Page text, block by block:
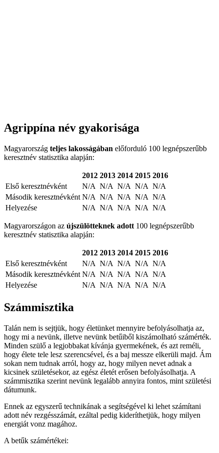
Agrippína név gyakorisága
Magyarország teljes lakosságában előforduló 100 legnépszerűbb
keresztnév statisztika alapján:
2012 2013 2014 2015 2016
Első keresztnévként
N/A N/A N/A N/A N/A
Második keresztnévként N/A N/A N/A N/A N/A
Helyezése
N/A N/A N/A N/A N/A
Magyarországon az újszülötteknek adott 100 legnépszerűbb
keresztnév statisztika alapján:
2012 2013 2014 2015 2016
Első keresztnévként
N/A N/A N/A N/A N/A
Második keresztnévként N/A N/A N/A N/A N/A
Helyezése
N/A N/A N/A N/A N/A
Számmisztika
Talán nem is sejtjük, hogy életünket mennyire befolyásolhatja az,
hogy mi a nevünk, illetve nevünk betűiből kiszámolható számérték.
Minden szülő a legjobbakat kívánja gyermekének, és azt reméli,
hogy élete tele lesz szerencsével, és a baj messze elkerüli majd. Ám
sokan nem tudnak arról, hogy az, hogy milyen nevet adnak a
kicsinek születésekor, az egész életét erősen befolyásolhatja. A
számmisztika szerint nevünk legalább annyira fontos, mint születési
dátumunk.
Ennek az egyszerű technikának a segítségével ki lehet számítani
adott név rezgésszámát, ezáltal pedig kideríthetjük, hogy milyen
energiát vonz magához.
A betűk számértékei: